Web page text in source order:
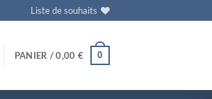
Liste de souhaits
PANIER /0,00 € 0